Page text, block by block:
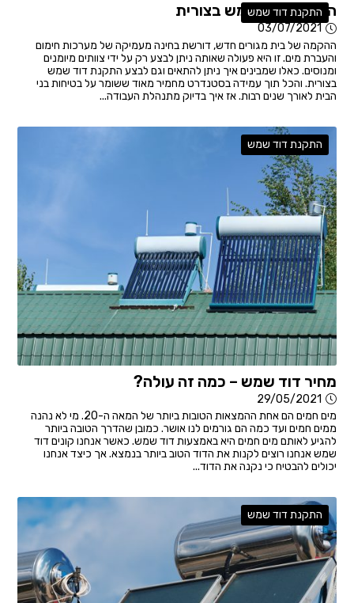
התקנת דוד שמש
התקנת דוד שמש בצורית
03/07/2021
ההקמה של בית מגורים חדש, דורשת בחינה מעמיקה של מערכות חימום
והעברת מים. זו היא פעולה שאותה ניתן לבצע רק על ידי צוותים מיומנים
ומנוסים. כאלו שמבינים איך ניתן להתאים וגם לבצע התקנת דוד שמש
בצורית. והכל תוך עמידה בסטנדרט מחמיר מאוד ששומר על בטיחות בני
הבית לאורך שנים רבות. אז איך בדיוק מתנהלת העבודה...
התקנת דוד שמש
מחיר דוד שמש – כמה זה עולה?
29/05/2021
מים חמים הם אחת ההמצאות הטובות ביותר של המאה ה-20. מי לא נהנה
ממים חמים ועד כמה הם גורמים לנו אושר. כמובן שהדרך הטובה ביותר
להגיע לאותם מים חמים היא באמצעות דוד שמש. כאשר אנחנו קונים דוד
שמש אנחנו רוצים לקנות את הדוד הטוב ביותר בנמצא. אך כיצד אנחנו
יכולים להבטיח כי נקנה את הדוד...
התקנת דוד שמש